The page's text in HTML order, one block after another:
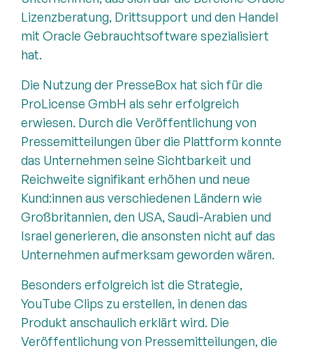
Lizenzberatung, Drittsupport und den Handel
mit Oracle Gebrauchtsoftware spezialisiert
hat.
Die Nutzung der PresseBox hat sich für die
ProLicense GmbH als sehr erfolgreich
erwiesen. Durch die Veröffentlichung von
Pressemitteilungen über die Plattform konnte
das Unternehmen seine Sichtbarkeit und
Reichweite signifikant erhöhen und neue
Kund:innen aus verschiedenen Ländern wie
Großbritannien, den USA, Saudi-Arabien und
Israel generieren, die ansonsten nicht auf das
Unternehmen aufmerksam geworden wären.
Besonders erfolgreich ist die Strategie,
YouTube Clips zu erstellen, in denen das
Produkt anschaulich erklärt wird. Die
Veröffentlichung von Pressemitteilungen, die